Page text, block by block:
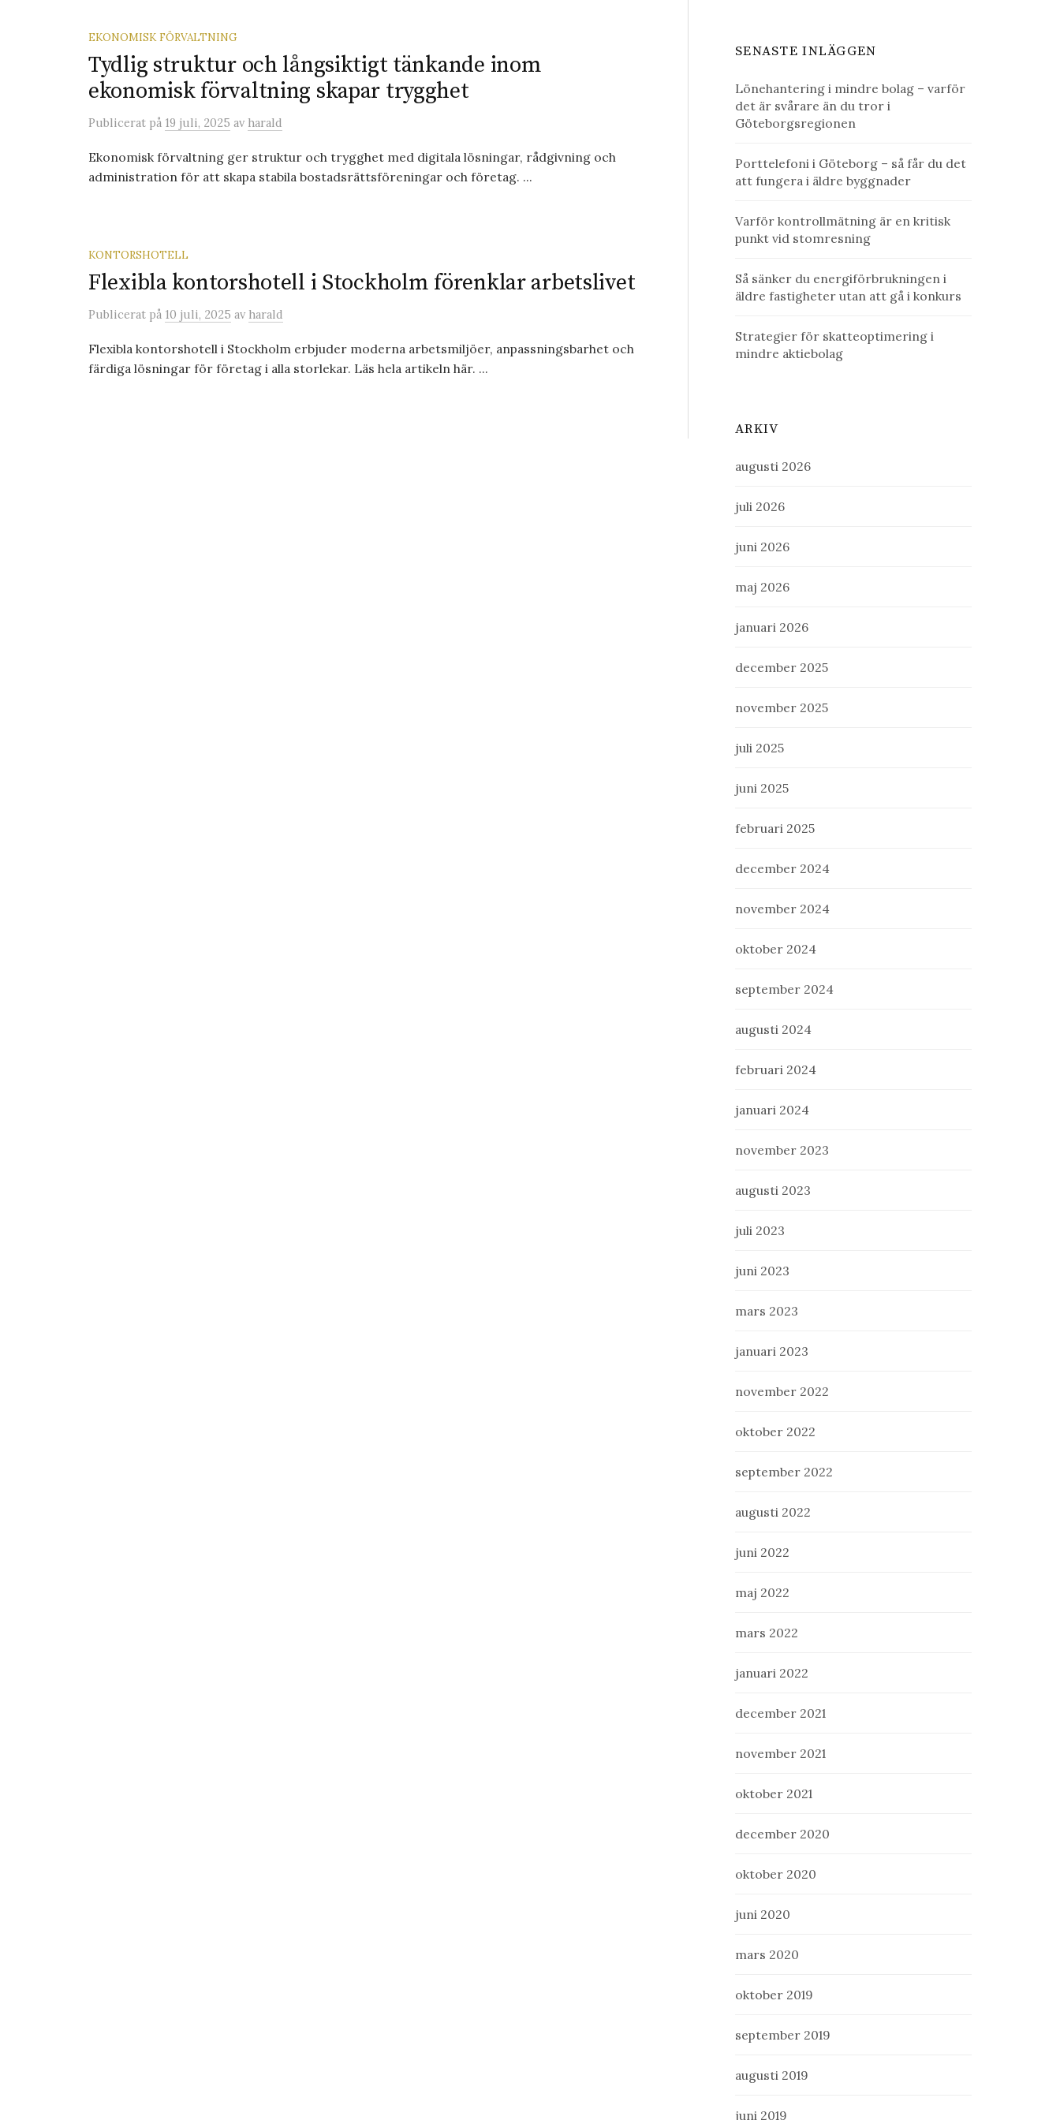
EKONOMISK FÖRVALTNING
Tydlig struktur och långsiktigt tänkande inom
ekonomisk förvaltning skapar trygghet
Publicerat på 19 juli, 2025 av harald
Ekonomisk förvaltning ger struktur och trygghet med digitala lösningar, rådgivning och
administration för att skapa stabila bostadsrättsföreningar och företag. ...
KONTORSHOTELL
Flexibla kontorshotell i Stockholm förenklar arbetslivet
Publicerat på 10 juli, 2025 av harald
Flexibla kontorshotell i Stockholm erbjuder moderna arbetsmiljöer, anpassningsbarhet och
färdiga lösningar för företag i alla storlekar. Läs hela artikeln här. ...
SENASTE INLÄGGEN
Lönehantering i mindre bolag – varför
det är svårare än du tror i
Göteborgsregionen
Porttelefoni i Göteborg – så får du det
att fungera i äldre byggnader
Varför kontrollmätning är en kritisk
punkt vid stomresning
Så sänker du energiförbrukningen i
äldre fastigheter utan att gå i konkurs
Strategier för skatteoptimering i
mindre aktiebolag
ARKIV
augusti 2026
juli 2026
juni 2026
maj 2026
januari 2026
december 2025
november 2025
juli 2025
juni 2025
februari 2025
december 2024
november 2024
oktober 2024
september 2024
augusti 2024
februari 2024
januari 2024
november 2023
augusti 2023
juli 2023
juni 2023
mars 2023
januari 2023
november 2022
oktober 2022
september 2022
augusti 2022
juni 2022
maj 2022
mars 2022
januari 2022
december 2021
november 2021
oktober 2021
december 2020
oktober 2020
juni 2020
mars 2020
oktober 2019
september 2019
augusti 2019
juni 2019